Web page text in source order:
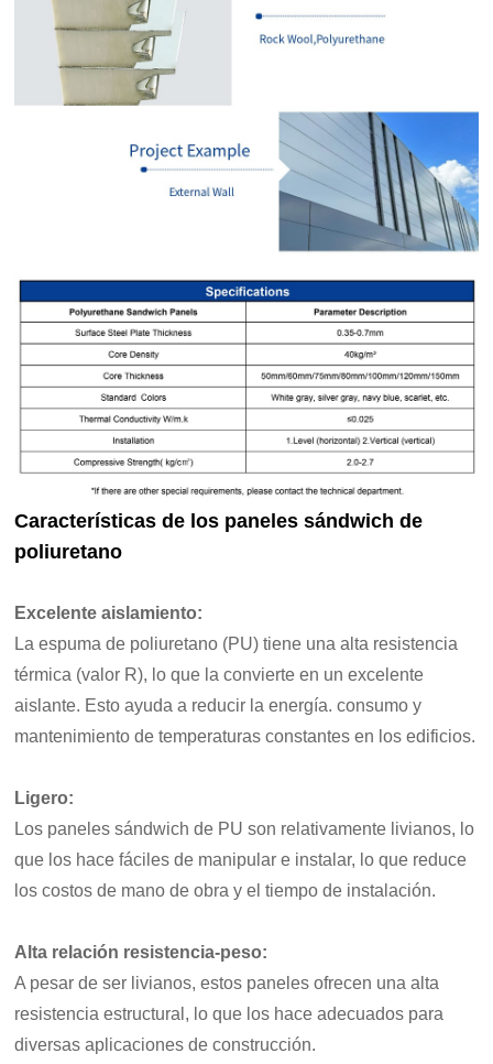
Características de los paneles sándwich de
poliuretano
Excelente aislamiento:
La espuma de poliuretano (PU) tiene una alta resistencia
térmica (valor R), lo que la convierte en un excelente
aislante. Esto ayuda a reducir la energía.consumo y
mantenimiento de temperaturas constantes en los edificios.
Ligero:
Los paneles sándwich de PU son relativamente livianos, lo
que los hace fáciles de manipular e instalar, lo que reduce
los costos de mano de obra y el tiempo de instalación.
Alta relación resistencia-peso:
A pesar de ser livianos, estos paneles ofrecen una alta
resistencia estructural, lo que los hace adecuados para
diversas aplicaciones de construcción.